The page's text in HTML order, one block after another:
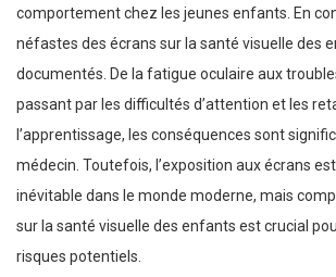
comportement chez les jeunes enfants. En
néfastes des écrans sur la santé visuelle des
documentés. De la fatigue oculaire aux
passant par les difficultés d’attention et les
l’apprentissage, les conséquences sont
médecin. Toutefois, l’exposition aux écrans
inévitable dans le monde moderne, mais
sur la santé visuelle des enfants est crucial
risques potentiels.